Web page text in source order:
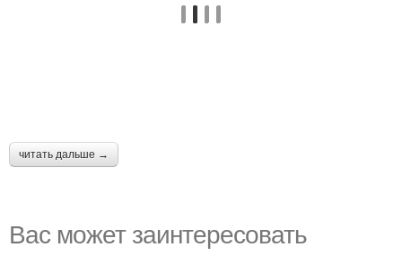
читать дальше →
Вас может заинтересовать